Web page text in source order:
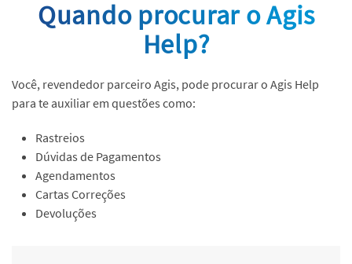
Quando procurar o Agis
Help?
Você, revendedor parceiro Agis, pode procurar o Agis Help
para te auxiliar em questões como:
Rastreios
Dúvidas de Pagamentos
Agendamentos
Cartas Correções
Devoluções